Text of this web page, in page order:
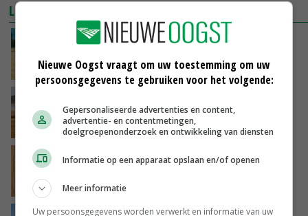
LEES OOK
Flinke stijging tarweareaal in Europese Unie
08-03-2019
bijgesteld
01-09-2018
Prognose tarweoogst daalt verder en verder
01-08-2018
Nieuwe Oogst vraagt om uw toestemming om uw
persoonsgegevens te gebruiken voor het volgende:
Gepersonaliseerde advertenties en content,
advertentie- en contentmetingen,
doelgroepenonderzoek en ontwikkeling van diensten
Informatie op een apparaat opslaan en/of openen
Meer informatie
Uw persoonsgegevens worden verwerkt en informatie van uw